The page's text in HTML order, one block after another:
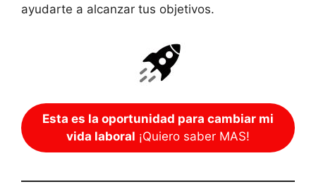
ayudarte a alcanzar tus objetivos.
Esta es la oportunidad para cambiar mi
vida laboral ¡Quiero saber MAS!